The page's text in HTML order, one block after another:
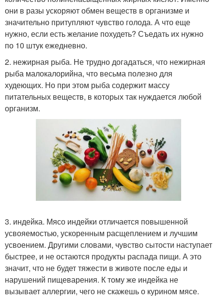
они в разы ускоряют обмен веществ в организме и
значительно притупляют чувство голода. А что еще
нужно, если есть желание похудеть? Съедать их нужно
по 10 штук ежедневно.
2. нежирная рыба. Не трудно догадаться, что нежирная
рыба малокалорийна, что весьма полезно для
худеющих. Но при этом рыба содержит массу
питательных веществ, в которых так нуждается любой
организм.
3. индейка. Мясо индейки отличается повышенной
усвояемостью, ускоренным расщеплением и лучшим
усвоением. Другими словами, чувство сытости наступает
быстрее, и не остаются продукты распада пищи. А это
значит, что не будет тяжести в животе после еды и
нарушений пищеварения. К тому же индейка не
вызывает аллергии, чего не скажешь о курином мясе.